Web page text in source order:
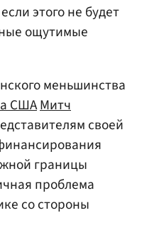
этого не будет
ощутимые
меньшинства
СШАМитч
своей
границы
проблема
со стороны